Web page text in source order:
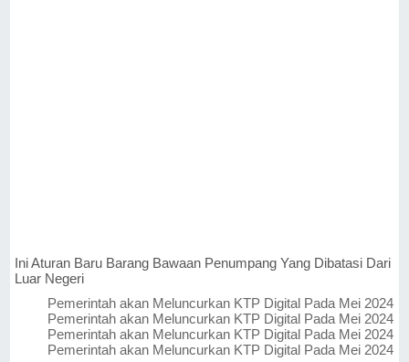
Ini Aturan Baru Barang Bawaan Penumpang Yang Dibatasi Dari
Luar Negeri
Pemerintah akan Meluncurkan KTP Digital Pada Mei 2024
Pemerintah akan Meluncurkan KTP Digital Pada Mei 2024
Pemerintah akan Meluncurkan KTP Digital Pada Mei 2024
Pemerintah akan Meluncurkan KTP Digital Pada Mei 2024